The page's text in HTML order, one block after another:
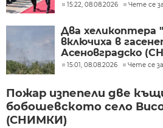
скептицизъм
15:22, 08.08.2026 Чете се
Два хеликоптера
включиха в
Асеновградско
15:01, 08.08.2026 Чете се
Пожар изпепели две
бобошевското село
(СНИМКИ)